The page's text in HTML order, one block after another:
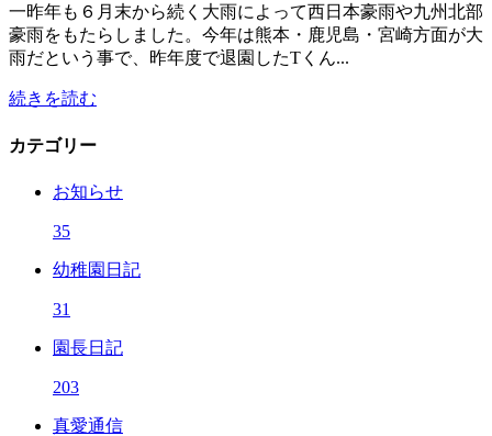
一昨年も６月末から続く大雨によって西日本豪雨や九州北部
豪雨をもたらしました。今年は熊本・鹿児島・宮崎方面が大
雨だという事で、昨年度で退園したTくん...
続きを読む
カテゴリー
お知らせ
35
幼稚園日記
31
園長日記
203
真愛通信